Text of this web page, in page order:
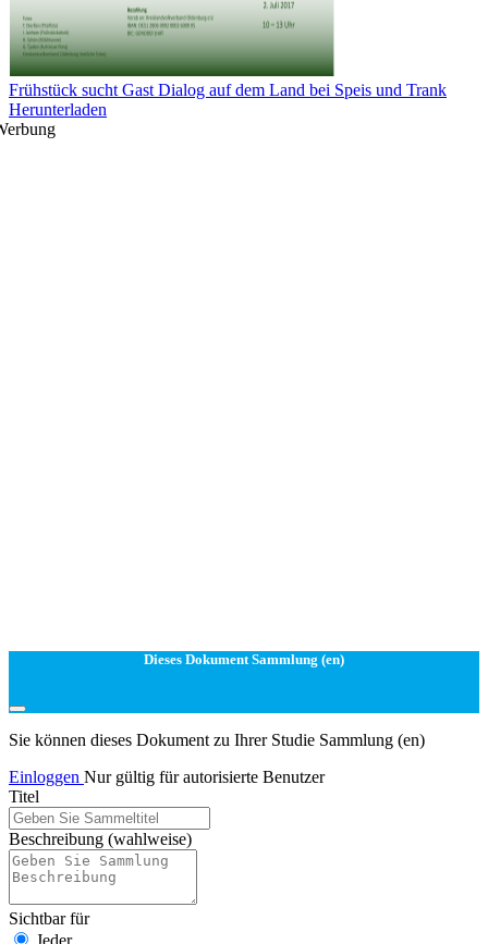
Frühstück sucht Gast Dialog auf dem Land bei Speis und Trank
Herunterladen
Dieses Dokument Sammlung (en)
Sie können dieses Dokument zu Ihrer Studie Sammlung (en)
Einloggen Nur gültig für autorisierte Benutzer
Titel
Beschreibung (wahlweise)
Sichtbar für
Jeder